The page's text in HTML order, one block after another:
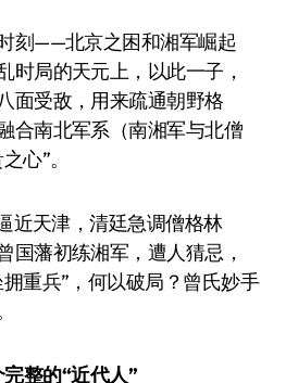
刻——北京之困和湘军崛起
时局的天元上，以此一子，
面受敌，用来疏通朝野格
合南北军系（南湘军与北僧
心”。
近天津，清廷急调僧格林
国藩初练湘军，遭人猜忌，
重兵”，何以破局？曾氏妙手
整的“近代人”